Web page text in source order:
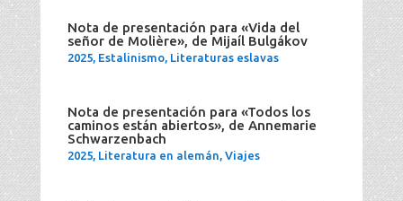
Nota de presentación para «Vida del
señor de Molière», de Mijaíl Bulgákov
2025, Estalinismo, Literaturas eslavas
Nota de presentación para «Todos los
caminos están abiertos», de Annemarie
Schwarzenbach
2025, Literatura en alemán, Viajes